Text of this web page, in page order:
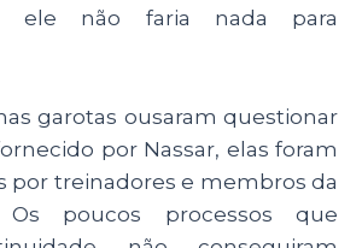
ele não faria nada para
garotas ousaram questionar
por Nassar, elas foram
por treinadores e membros da
Os poucos processos que